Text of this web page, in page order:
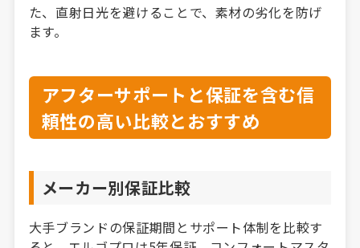
た、直射日光を避けることで、素材の劣化を防げ
ます。
アフターサポートと保証を含む信
頼性の高い比較とおすすめ
メーカー別保証比較
大手ブランドの保証期間とサポート体制を比較す